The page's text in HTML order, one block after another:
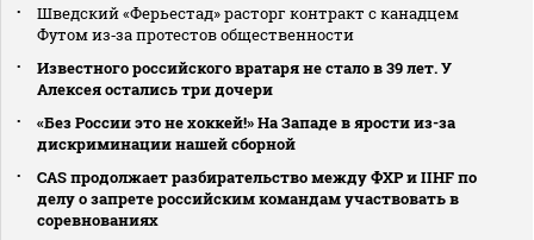
Шведский «Ферьестад» расторг контракт с канадцем
Футом из‑за протестов общественности
Известного российского вратаря не стало в 39 лет. У
Алексея остались три дочери
«Без России это не хоккей!» На Западе в ярости из-за
дискриминации нашей сборной
CAS продолжает разбирательство между ФХР и IIHF по
делу о запрете российским командам участвовать в
соревнованиях